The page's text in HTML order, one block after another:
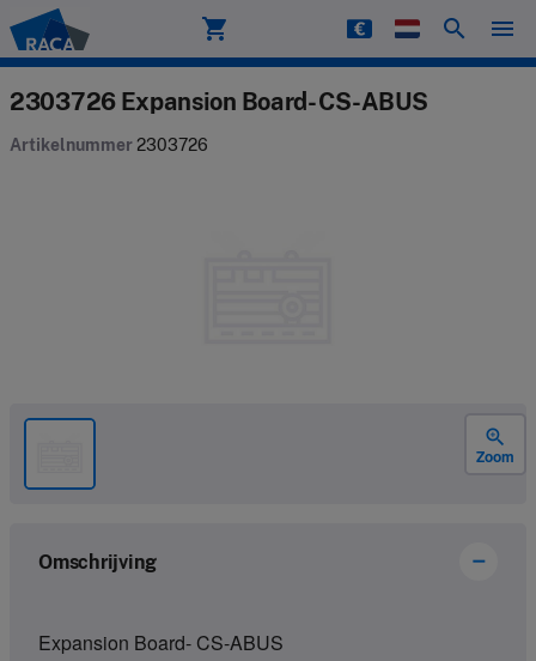
Raca shopping_cart search menu
2303726 Expansion Board- CS-ABUS
Artikelnummer 2303726
zoom_in
Zoom
Omschrijving
Expansion Board- CS-ABUS